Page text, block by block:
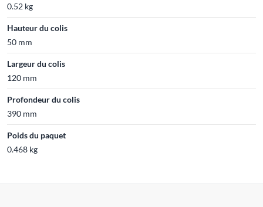
0.52 kg
Hauteur du colis
50 mm
Largeur du colis
120 mm
Profondeur du colis
390 mm
Poids du paquet
0.468 kg